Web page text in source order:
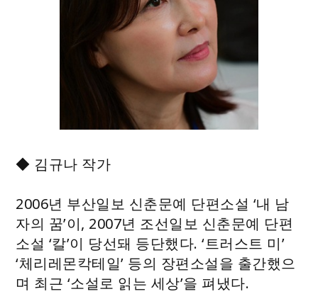
◆ 김규나 작가
2006년 부산일보 신춘문예 단편소설 ‘내 남
자의 꿈’이, 2007년 조선일보 신춘문예 단편
소설 ‘칼’이 당선돼 등단했다. ‘트러스트 미’
‘체리레몬칵테일’ 등의 장편소설을 출간했으
며 최근 ‘소설로 읽는 세상’을 펴냈다.